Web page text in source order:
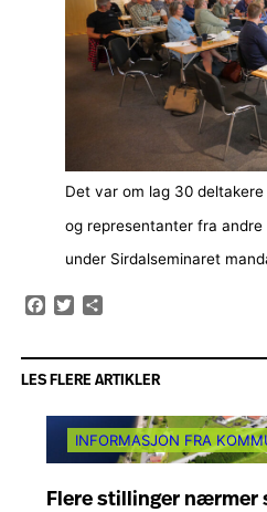
Det var om lag 30
og representanter fra andre
under Sirdalseminaret
Facebook
Twitter
LES FLERE ARTIKLER
INFORMASJON FRA
Flere stillinger nærmer